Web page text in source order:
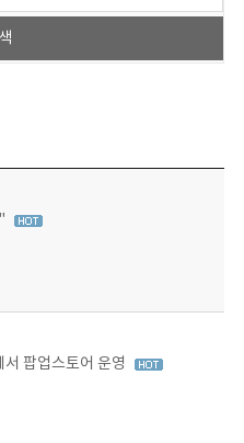
팝업스토어 운영